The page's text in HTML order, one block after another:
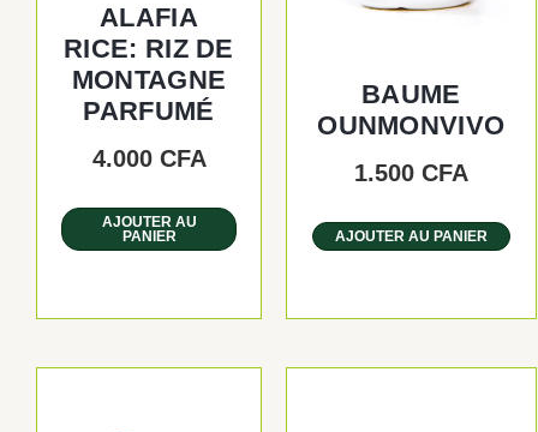
ALAFIA
RICE: RIZ DE
MONTAGNE
PARFUMÉ
4.000 CFA
AJOUTER AU
PANIER
BAUME
OUNMONVIVO
1.500 CFA
AJOUTER AU PANIER